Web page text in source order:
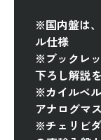
※国内盤は
ル仕様
※ブックレ
下ろし解説
※カイルベ
アナログマ
※チェリビ